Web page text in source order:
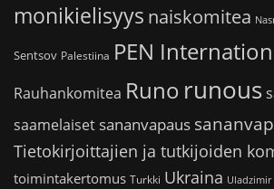
monikielisyys naiskomitea
Sentsov Palestiina PEN
Rauhankomitea Runo runous
saamelaiset sananvapaus
Tietokirjoittajien ja tutkijoiden
toimintakertomus Turkki Ukraina Uladzimir